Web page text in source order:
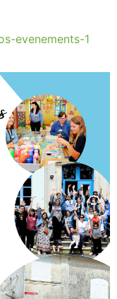
evenements-1